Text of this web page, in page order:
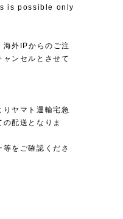
is possible only
海外IPからのご注
ンセルとさせて
ヤマト運輸宅急
配送となりま
をご確認くださ